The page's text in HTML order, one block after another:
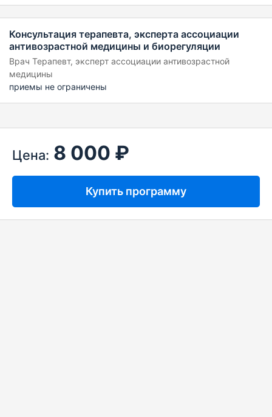
Консультация терапевта, эксперта ассоциации
антивозрастной медицины и биорегуляции
Врач Терапевт, эксперт ассоциации антивозрастной
медицины
приемы не ограничены
Цена: 8 000 ₽
Купить программу